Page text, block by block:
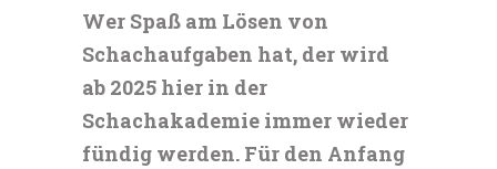
Wer Spaß am Lösen von
Schachaufgaben hat, der wird
ab 2025 hier in der
Schachakademie immer wieder
fündig werden. Für den Anfang